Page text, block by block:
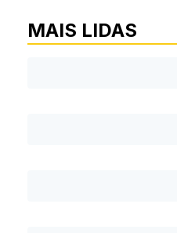
MAIS LIDAS